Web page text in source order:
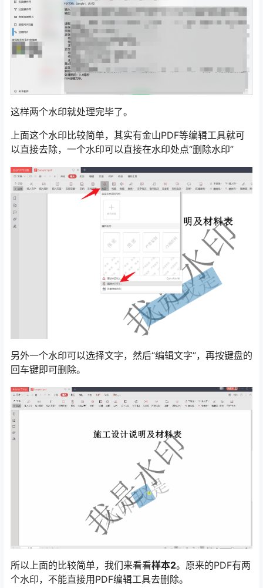
这样两个水印就处理完毕了。
上面这个水印比较简单，其实有金山PDF等编辑工具就可
以直接去除，一个水印可以直接在水印处点“删除水印”
另外一个水印可以选择文字，然后“编辑文字”，再按键盘的
回车键即可删除。
所以上面的比较简单，我们来看看样本2。原来的PDF有两
个水印，不能直接用PDF编辑工具去删除。